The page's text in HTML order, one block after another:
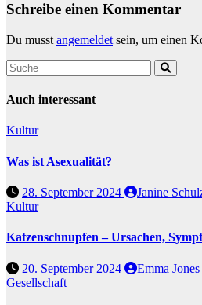
Schreibe einen Kommentar
Du musst angemeldet sein, um einen
Auch interessant
Kultur
Was ist Asexualität?
28. September 2024
Janine
Kultur
Katzenschnupfen – Ursachen,
20. September 2024
Emma Jones
Gesellschaft